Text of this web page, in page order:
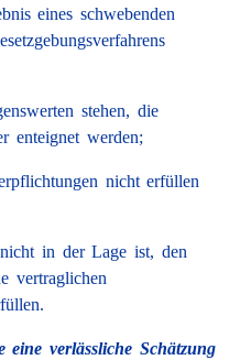
eines schwebenden
stehen, die
enteignet werden;
nicht erfüllen
in der Lage ist, den
vertraglichen
verlässliche Schätzung